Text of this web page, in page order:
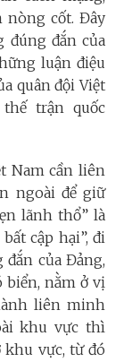
nòng cốt. Đây
đúng đắn của
luận điệu
quân đội Việt
trận quốc
Nam cần liên
ngoài để giữ
lãnh thổ” là
cập hại”, đi
của Đảng,
biển, nằm ở vị
liên minh
khu vực thì
khu vực, từ đó